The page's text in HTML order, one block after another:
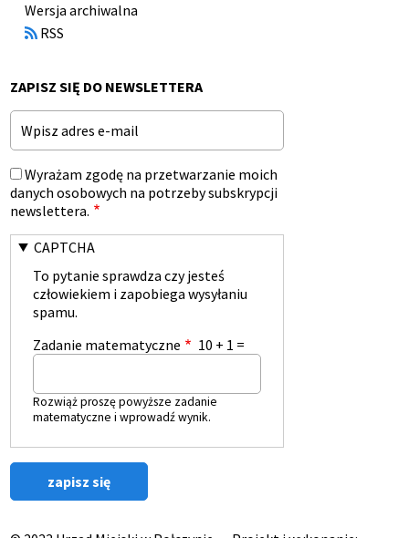
Otworzy
się
w
Wersja archiwalna
RSS
ZAPISZ SIĘ DO NEWSLETTERA
Email
Wyrażam zgodę na przetwarzanie moich
danych osobowych na potrzeby subskrypcji
newslettera.
CAPTCHA
To pytanie sprawdza czy jesteś
człowiekiem i zapobiega wysyłaniu
spamu.
Zadanie matematyczne
10 + 1 =
Rozwiąż proszę powyższe zadanie
matematyczne i wprowadź wynik.